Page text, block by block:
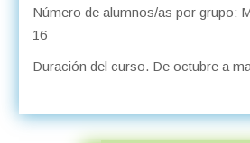
Número de alumnos/as por grupo:
16
Duración del curso. De octubre a